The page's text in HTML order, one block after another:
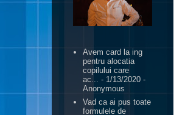
Avem card la ing
pentru alocatia
copilului care
ac... - 1/13/2020 -
Anonymous
Vad ca ai pus toate
formulele de